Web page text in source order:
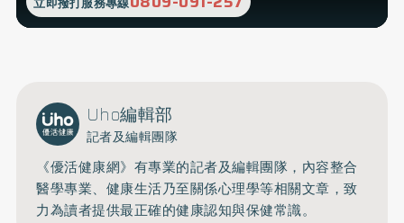
Uho編輯部
記者及編輯團隊
《優活健康網》有專業的記者及編輯團隊，內容整合
醫學專業、健康生活乃至關係心理學等相關文章，致
力為讀者提供最正確的健康認知與保健常識。